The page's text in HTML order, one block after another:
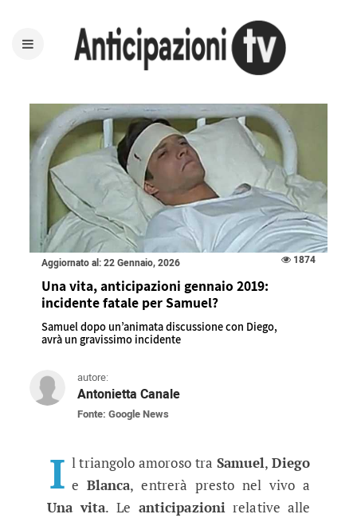
Aggiornato al: 22 Gennaio, 2026 1874
Una vita, anticipazioni gennaio 2019:
incidente fatale per Samuel?
Samuel dopo un’animata discussione con Diego,
avrà un gravissimo incidente
autore:
Antonietta Canale
Fonte: Google News
Una vita, anticipazioni gennaio
I l triangolo amoroso tra Samuel, Diego
e Blanca, entrerà presto nel vivo a
Una vita. Le anticipazioni relative alle